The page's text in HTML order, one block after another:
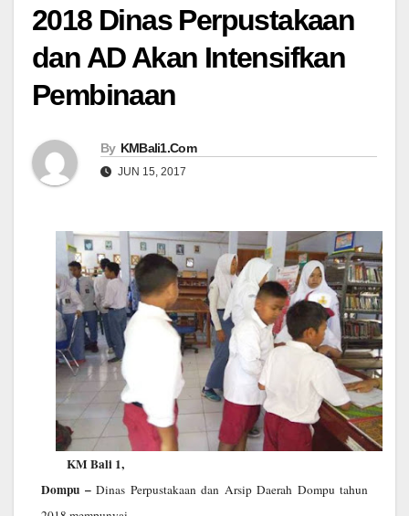
2018 Dinas Perpustakaan
dan AD Akan Intensifkan
Pembinaan
By KMBali1.Com
JUN 15, 2017
KM Bali 1,
Dompu –Dinas Perpustakaan dan Arsip Daerah Dompu tahun